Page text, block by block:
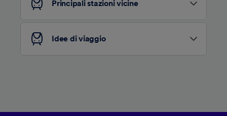
Principali stazioni vicine
Idee di viaggio
Elenco dei partner (fornitori)